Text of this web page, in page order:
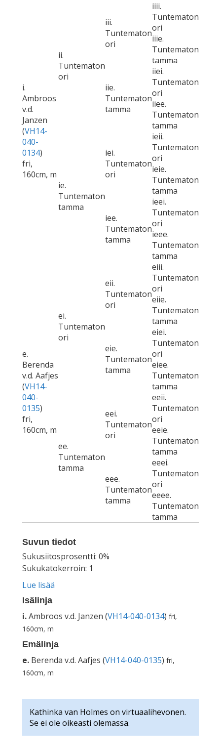
i.
Ambroos
v.d.
Janzen
(VH14-
040-
0134)
fri,
160cm, m
ii.
Tuntematon
ori
iii.
Tuntematon
ori
iiii.
Tuntematon
ori
iiie.
Tuntematon
tamma
iie.
Tuntematon
tamma
iiei.
Tuntematon
ori
iiee.
Tuntematon
tamma
ie.
Tuntematon
tamma
iei.
Tuntematon
ori
ieii.
Tuntematon
ori
ieie.
Tuntematon
tamma
iee.
Tuntematon
tamma
ieei.
Tuntematon
ori
ieee.
Tuntematon
tamma
e.
Berenda
v.d. Aafjes
(VH14-
040-
0135)
fri,
160cm, m
ei.
Tuntematon
ori
eii.
Tuntematon
ori
eiii.
Tuntematon
ori
eiie.
Tuntematon
tamma
eie.
Tuntematon
tamma
eiei.
Tuntematon
ori
eiee.
Tuntematon
tamma
ee.
Tuntematon
tamma
eei.
Tuntematon
ori
eeii.
Tuntematon
ori
eeie.
Tuntematon
tamma
eee.
Tuntematon
tamma
eeei.
Tuntematon
ori
eeee.
Tuntematon
tamma
Suvun tiedot
Sukusiitosprosentti: 0%
Sukukatokerroin: 1
Lue lisää
Isälinja
i.Ambroos v.d. Janzen (VH14-040-0134) fri,
160cm, m
Emälinja
e. Berenda v.d. Aafjes (VH14-040-0135) fri,
160cm, m
Kathinka van Holmes on virtuaalihevonen.
Se ei ole oikeasti olemassa.